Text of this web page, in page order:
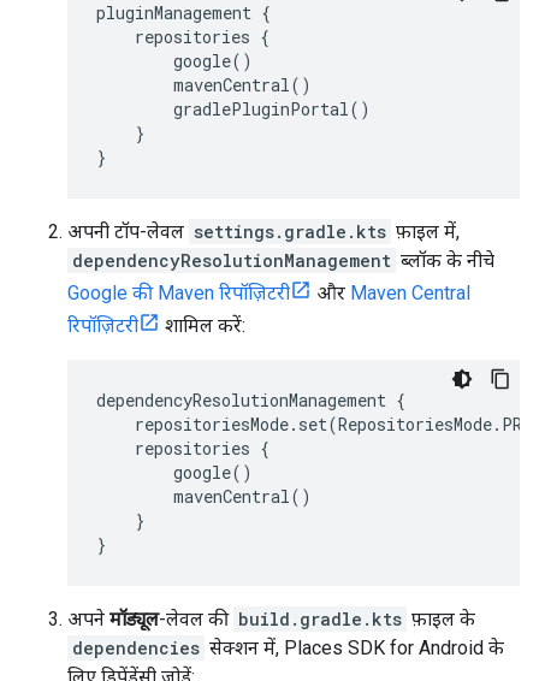
pluginManagement {
repositories {
google()
mavenCentral()
gradlePluginPortal()
}
}
अपनी टॉप-लेवल settings.gradle.kts फ़ाइल में,
dependencyResolutionManagement ब्लॉक के नीचे
Google की Maven रिपॉज़िटरी
और Maven Central
रिपॉज़िटरी
शामिल करें:
dependencyResolutionManagement {
repositories {
google()
mavenCentral()
}
}
अपने मॉड्यूल-लेवल की build.gradle.kts फ़ाइल के
dependencies सेक्शन में, Places SDK for Android के